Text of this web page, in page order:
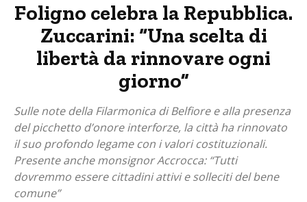
Foligno celebra la Repubblica.
Zuccarini: “Una scelta di
libertà da rinnovare ogni
giorno”
Sulle note della Filarmonica di Belfiore e alla presenza
del picchetto d’onore interforze, la città ha rinnovato
il suo profondo legame con i valori costituzionali.
Presente anche monsignor Accrocca: “Tutti
dovremmo essere cittadini attivi e solleciti del bene
comune”